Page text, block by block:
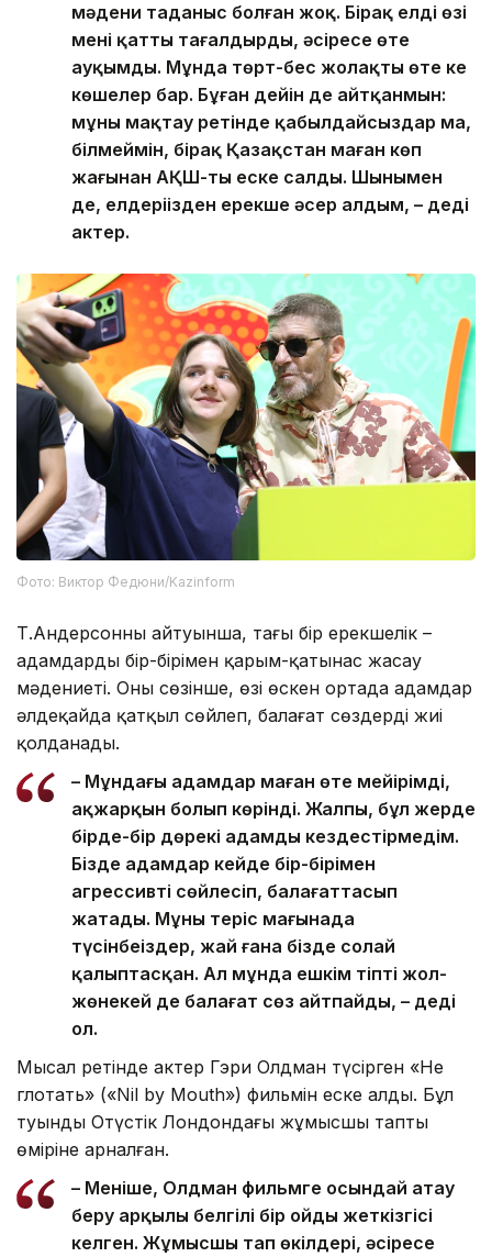
мәдени таңданыс болған жоқ. Бірақ елдің өзі
мені қатты таңғалдырды, әсіресе өте
ауқымды. Мұнда төрт-бес жолақты өте кең
көшелер бар. Бұған дейін де айтқанмын:
мұны мақтау ретінде қабылдайсыздар ма,
білмеймін, бірақ Қазақстан маған көп
жағынан АҚШ-ты еске салды. Шынымен
де, елдеріңізден ерекше әсер алдым, – деді
актер.
Фото: Виктор Федюни/Kazinform
Т.Андерсонның айтуынша, тағы бір ерекшелік –
адамдардың бір-бірімен қарым-қатынас жасау
мәдениеті. Оның сөзінше, өзі өскен ортада адамдар
әлдеқайда қатқыл сөйлеп, балағат сөздерді жиі
қолданады.
– Мұндағы адамдар маған өте мейірімді,
ақжарқын болып көрінді. Жалпы, бұл жерде
бірде-бір дөрекі адамды кездестірмедім.
Бізде адамдар кейде бір-бірімен
агрессивті сөйлесіп, балағаттасып
жатады. Мұны теріс мағынада
түсінбеңіздер, жай ғана бізде солай
қалыптасқан. Ал мұнда ешкім тіпті жол-
жөнекей де балағат сөз айтпайды, – деді
ол.
Мысал ретінде актер Гэри Олдман түсірген «Не
глотать» («Nil by Mouth») фильмін еске алды. Бұл
туынды Оңтүстік Лондондағы жұмысшы таптың
өміріне арналған.
– Меніңше, Олдман фильмге осындай атау
беру арқылы белгілі бір ойды жеткізгісі
келген. Жұмысшы тап өкілдері, әсіресе